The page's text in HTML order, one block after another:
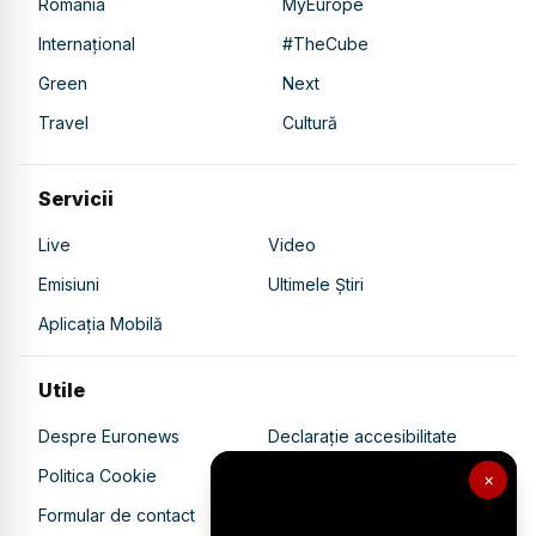
×
Internațional
#TheCube
Green
Next
Travel
Cultură
Servicii
Live
Video
Emisiuni
Ultimele Știri
Aplicația Mobilă
Utile
Despre Euronews
Declarație accesibilitate
Politica Cookie
Politica de confidențialitate
Formular de contact